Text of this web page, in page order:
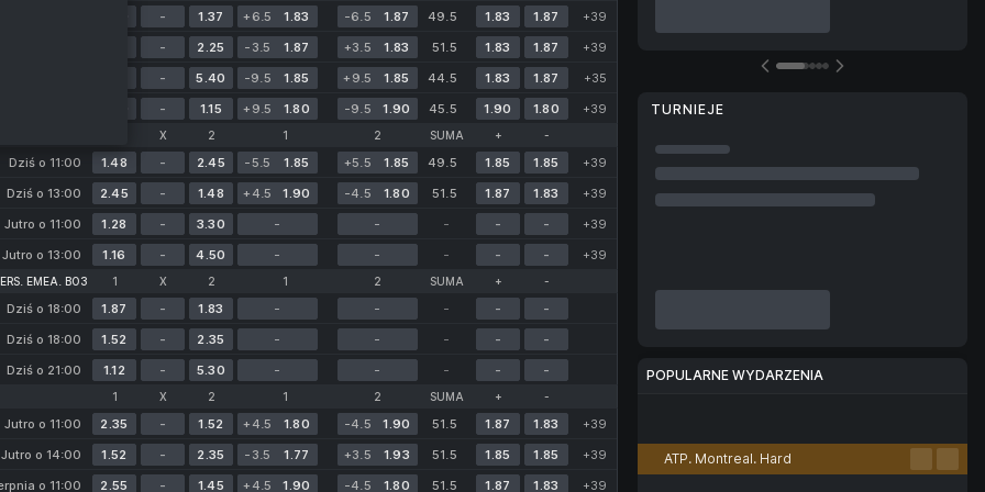
- 1.37 +6.5 1.83 -6.5 1.87 49.5 1.83 1.87
+39
- 2.25 -3.5 1.87 +3.5 1.83 51.5 1.83 1.87
+39
- 5.40 -9.5 1.85 +9.5 1.85 44.5 1.83 1.87
+35
o 03:00 - 1.15 +9.5 1.80 -9.5 1.90 45.5 1.90 1.80 +39
X 2 1 2 SUMA + -
Dziś o 11:00 1.48 - 2.45 -5.5 1.85 +5.5 1.85 49.5 1.85 1.85
+39
Dziś o 13:00 2.45 - 1.48 +4.5 1.90 -4.5 1.80 51.5 1.87 1.83
+39
Jutro o 11:00 1.28 - 3.30 - - - - -
+39
Jutro o 13:00 1.16 - 4.50 - - - - - +39
EMEA. BO3 1 X 2 1 2 SUMA + -
Dziś o 18:00 1.87 - 1.83 - - - -
-
Dziś o 18:00 1.52 - 2.35 - - - -
-
Dziś o 21:00 1.12 - 5.30 - - - - -
1 X 2 1 2 SUMA + -
Jutro o 11:00 2.35 - 1.52 +4.5 1.80 -4.5 1.90 51.5 1.87 1.83
+39
Jutro o 14:00 1.52 - 2.35 -3.5 1.77 +3.5 1.93 51.5 1.85 1.85
+39
o 11:00 2.55 - 1.45 +4.5 1.90 -4.5 1.80 51.5 1.87 1.83 +39
TURNIEJE
POPULARNE WYDARZENIA
ATP. Montreal. Hard